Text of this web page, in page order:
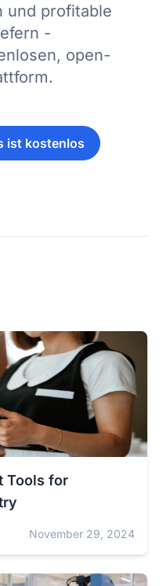
und profitable
-
open-
ist kostenlos
Tools for
November 29, 2024